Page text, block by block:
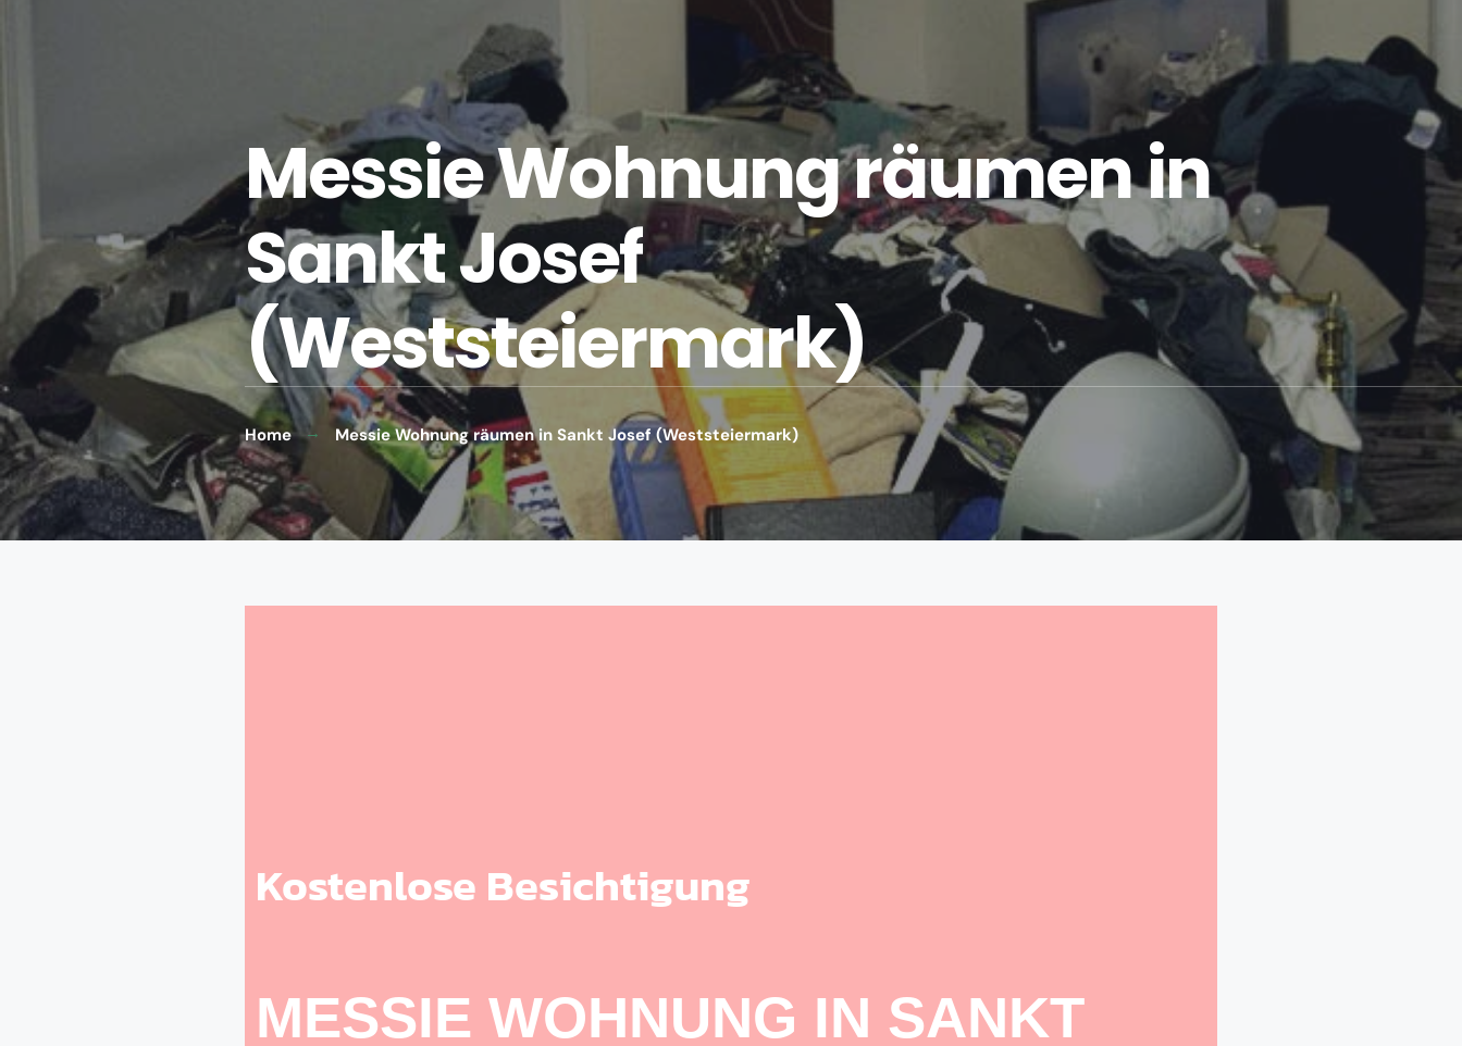
Messie Wohnung räumen in
Sankt Josef
(Weststeiermark)
Home Messie Wohnung räumen in Sankt Josef (Weststeiermark)
Kostenlose Besichtigung
MESSIE WOHNUNG IN SANKT